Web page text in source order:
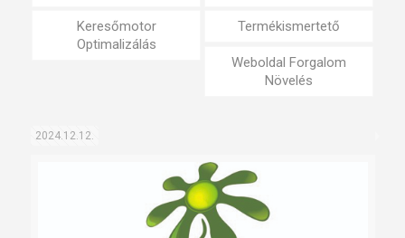
Keresőmotor
Optimalizálás
Termékismertető
Weboldal Forgalom
Növelés
2024.12.12.